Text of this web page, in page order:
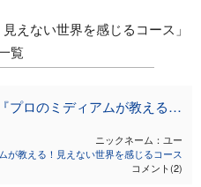
えない世界を感じるコース」
覧
メチャクチャ楽しかった！！『プロのミディアムが教える！見えない世界を感じるコース：チャクラ編』
ニックネーム：ユー
が教える！見えない世界を感じるコース
コメント(2)